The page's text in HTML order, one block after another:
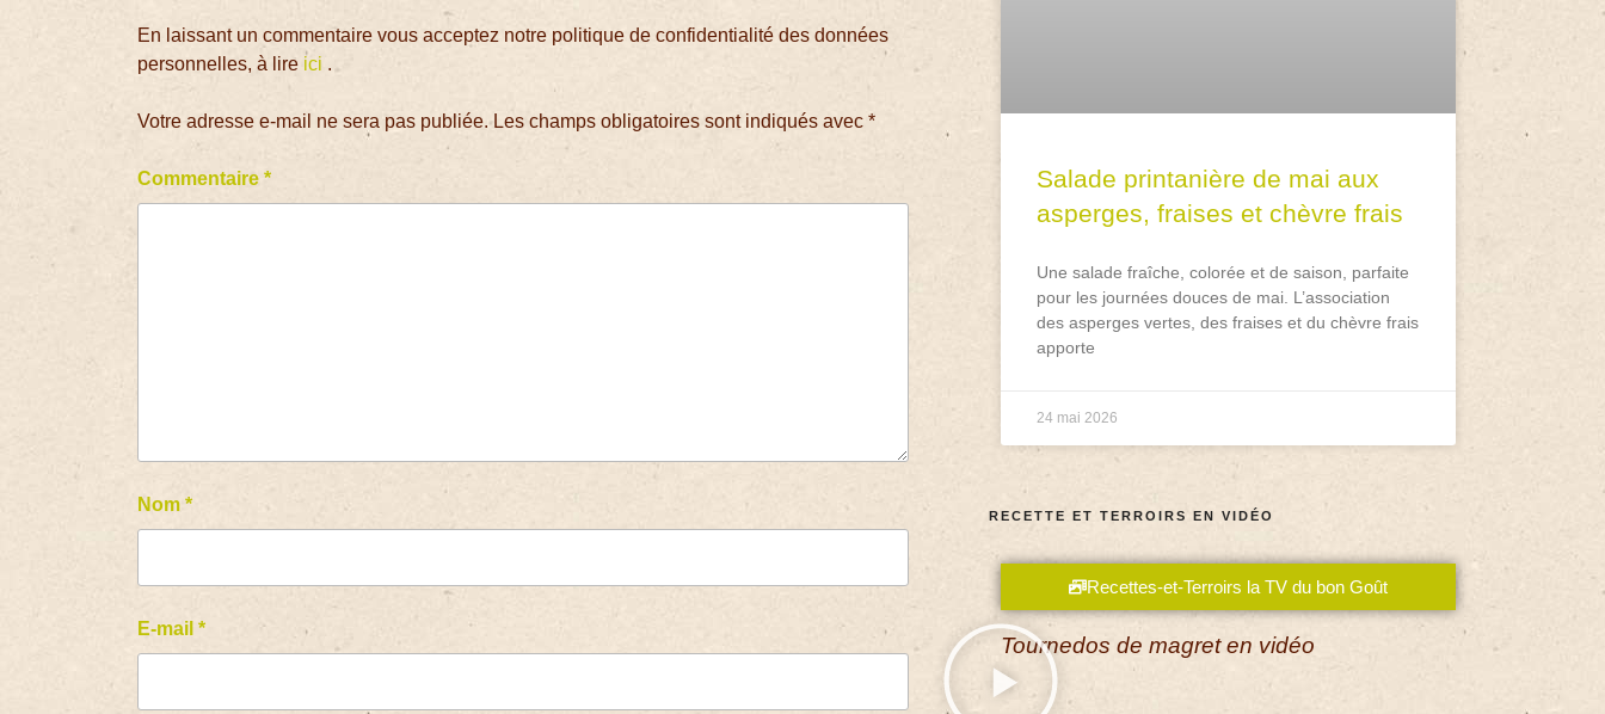
En laissant un commentaire vous acceptez notre politique de confidentialité des données
personnelles, à lire ici .
Votre adresse e-mail ne sera pas publiée. Les champs obligatoires sont indiqués avec*
Commentaire*
Nom*
E-mail*
Salade printanière de mai aux
asperges, fraises et chèvre frais
Une salade fraîche, colorée et de saison, parfaite
pour les journées douces de mai. L’association
des asperges vertes, des fraises et du chèvre frais
apporte
24 mai 2026
RECETTE ET TERROIRS EN VIDÉO
Recettes-et-Terroirs la TV du bon Goût
Tournedos de magret en vidéo